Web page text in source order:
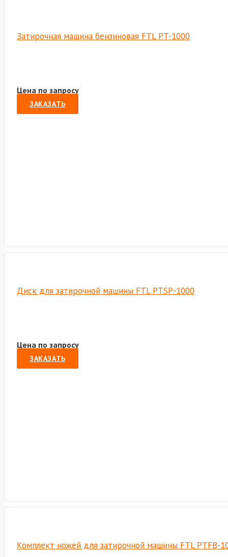
Затирочная машина бензиновая FTL PT-1000
Цена по запросу
ЗАКАЗАТЬ
Диск для затирочной машины FTL PTSP-1000
Цена по запросу
ЗАКАЗАТЬ
Комплект ножей для затирочной машины FTL PTFB-